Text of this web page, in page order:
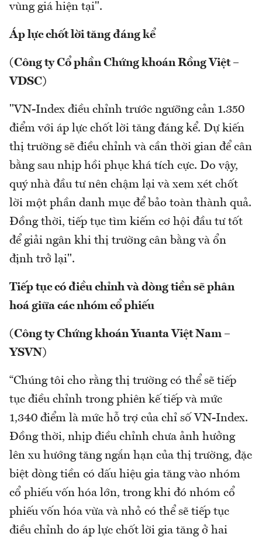
vùng giá hiện tại".
Áp lực chốt lời tăng đáng kể
(Công ty Cổ phần Chứng khoán Rồng Việt –
VDSC)
"VN-Index điều chỉnh trước ngưỡng cản 1.350
điểm với áp lực chốt lời tăng đáng kể. Dự kiến
thị trường sẽ điều chỉnh và cần thời gian để cân
bằng sau nhịp hồi phục khá tích cực. Do vậy,
quý nhà đầu tư nên chậm lại và xem xét chốt
lời một phần danh mục để bảo toàn thành quả.
Đồng thời, tiếp tục tìm kiếm cơ hội đầu tư tốt
để giải ngân khi thị trường cân bằng và ổn
định trở lại".
Tiếp tục có điều chỉnh và dòng tiền sẽ phân
hoá giữa các nhóm cổ phiếu
(Công ty Chứng khoán Yuanta Việt Nam –
YSVN)
“Chúng tôi cho rằng thị trường có thể sẽ tiếp
tục điều chỉnh trong phiên kế tiếp và mức
1,340 điểm là mức hỗ trợ của chỉ số VN-Index.
Đồng thời, nhịp điều chỉnh chưa ảnh hưởng
lên xu hướng tăng ngắn hạn của thị trường, đặc
biệt dòng tiền có dấu hiệu gia tăng vào nhóm
cổ phiếu vốn hóa lớn, trong khi đó nhóm cổ
phiếu vốn hóa vừa và nhỏ có thể sẽ tiếp tục
điều chỉnh do áp lực chốt lời gia tăng ở hai